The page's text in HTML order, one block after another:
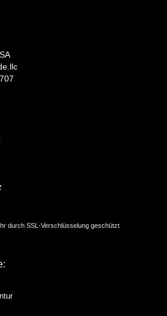
durch SSL-Verschlüsselung geschützt